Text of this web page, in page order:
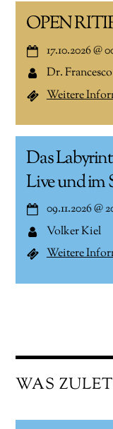
OPEN
17.10.2026@
Dr.
Weitere
Das
Live und im
09.11.2026@
Volker Kiel
Weitere
WAS